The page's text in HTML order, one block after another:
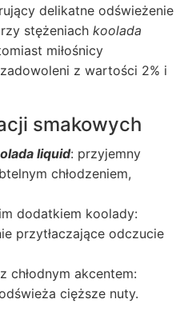
delikatne odświeżenie
stężeniach koolada
miłośnicy
z wartości 2% i
smakowych
liquid: przyjemny
chłodzeniem,
dodatkiem koolady:
przytłaczające odczucie
chłodnym akcentem:
cięższe nuty.